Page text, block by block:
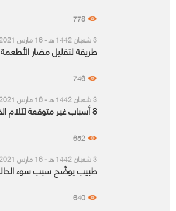
778
3 شعبان 1442 هـ - 16 مارس 2021 م
طريقة لتقليل مضار الأطعمة
746
3 شعبان 1442 هـ - 16 مارس 2021 م
8 أسباب غير متوقعة لآلام الظهر.. تعرف عليها
652
3 شعبان 1442 هـ - 16 مارس 2021 م
طبيب يوضّح سبب سوء
640